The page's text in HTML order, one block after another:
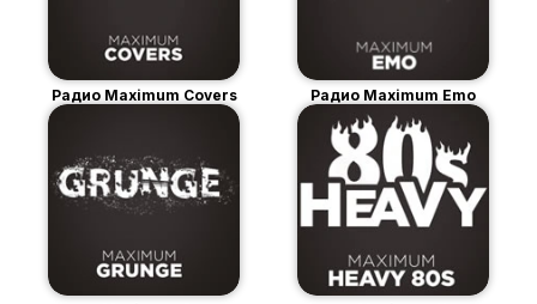
Радио Maximum Covers Радио Maximum Emo